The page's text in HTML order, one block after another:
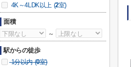
4K～4LDK以上 (2室)
面積
～
駅からの徒歩
1分以内 (0室)